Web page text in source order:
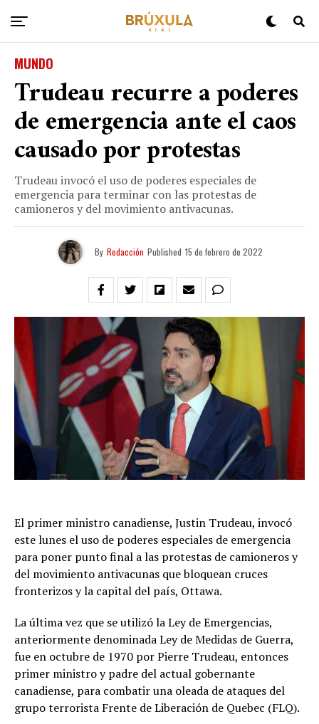
MUNDO
Trudeau recurre a poderes
de emergencia ante el caos
causado por protestas
Trudeau invocó el uso de poderes especiales de
emergencia para terminar con las protestas de
camioneros y del movimiento antivacunas.
By Redacción Published 15 de febrero de 2022
El primer ministro canadiense, Justin Trudeau, invocó
este lunes el uso de poderes especiales de emergencia
para poner punto final a las protestas de camioneros y
del movimiento antivacunas que bloquean cruces
fronterizos y la capital del país, Ottawa.
La última vez que se utilizó la Ley de Emergencias,
anteriormente denominada Ley de Medidas de Guerra,
fue en octubre de 1970 por Pierre Trudeau, entonces
primer ministro y padre del actual gobernante
canadiense, para combatir una oleada de ataques del
grupo terrorista Frente de Liberación de Quebec (FLQ).